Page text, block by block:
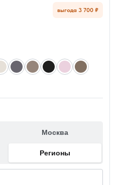
выгода 3 700 ₽
Москва
Регионы